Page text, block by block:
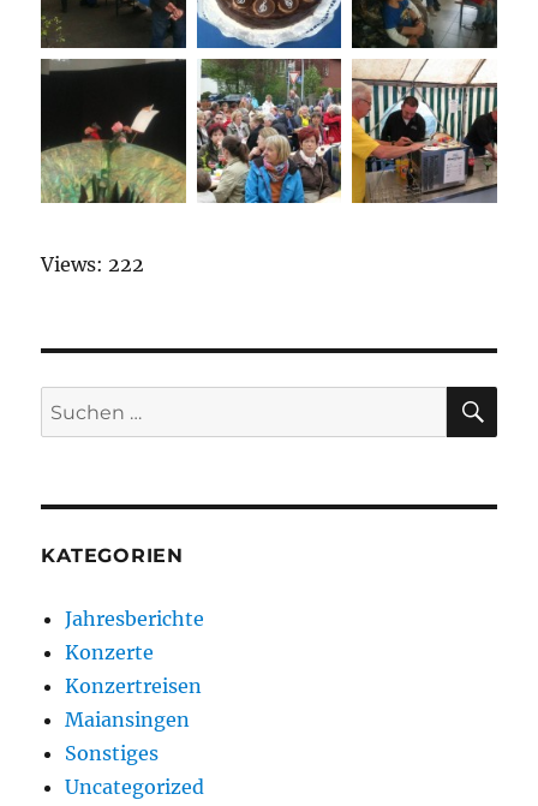
Views: 222
Suchen
nach:
KATEGORIEN
Jahresberichte
Konzerte
Konzertreisen
Maiansingen
Sonstiges
Uncategorized